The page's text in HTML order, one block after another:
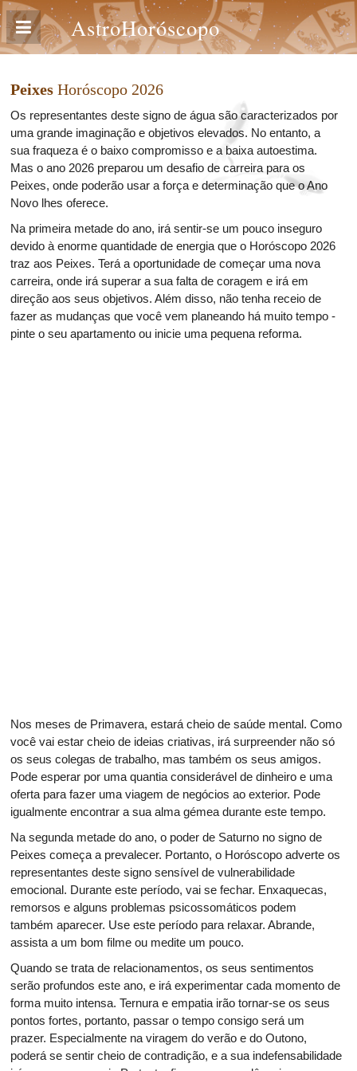
AstroHoróscopo
Peixes Horóscopo 2026
Os representantes deste signo de água são caracterizados por
uma grande imaginação e objetivos elevados. No entanto, a
sua fraqueza é o baixo compromisso e a baixa autoestima.
Mas o ano 2026 preparou um desafio de carreira para os
Peixes, onde poderão usar a força e determinação que o Ano
Novo lhes oferece.
Na primeira metade do ano, irá sentir-se um pouco inseguro
devido à enorme quantidade de energia que o Horóscopo 2026
traz aos Peixes. Terá a oportunidade de começar uma nova
carreira, onde irá superar a sua falta de coragem e irá em
direção aos seus objetivos. Além disso, não tenha receio de
fazer as mudanças que você vem planeando há muito tempo -
pinte o seu apartamento ou inicie uma pequena reforma.
Nos meses de Primavera, estará cheio de saúde mental. Como
você vai estar cheio de ideias criativas, irá surpreender não só
os seus colegas de trabalho, mas também os seus amigos.
Pode esperar por uma quantia considerável de dinheiro e uma
oferta para fazer uma viagem de negócios ao exterior. Pode
igualmente encontrar a sua alma gémea durante este tempo.
Na segunda metade do ano, o poder de Saturno no signo de
Peixes começa a prevalecer. Portanto, o Horóscopo adverte os
representantes deste signo sensível de vulnerabilidade
emocional. Durante este período, vai se fechar. Enxaquecas,
remorsos e alguns problemas psicossomáticos podem
também aparecer. Use este período para relaxar. Abrande,
assista a um bom filme ou medite um pouco.
Quando se trata de relacionamentos, os seus sentimentos
serão profundos este ano, e irá experimentar cada momento de
forma muito intensa. Ternura e empatia irão tornar-se os seus
pontos fortes, portanto, passar o tempo consigo será um
prazer. Especialmente na viragem do verão e do Outono,
poderá se sentir cheio de contradição, e a sua indefensabilidade